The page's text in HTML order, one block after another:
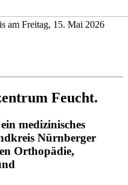
am Freitag, 15. Mai 2026
Feucht.
medizinisches
Nürnberger
Orthopädie,